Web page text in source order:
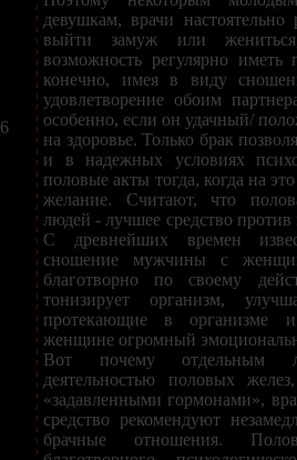
6
девушкам, врачи настоятельно
выйти замуж или
возможность регулярно
конечно, имея в виду
удовлетворение обоим
особенно, если он удачный/
на здоровье. Только брак
и в надежных условиях
половые акты тогда, когда на
желание. Считают, что
людей - лучшее средство
С древнейших времен
сношение мужчины с
благотворно по своему
тонизирует организм,
протекающие в организме
женщине огромный
Вот почему отдельным
деятельностью половых
«задавленными гормонами»,
средство рекомендуют
брачные отношения.